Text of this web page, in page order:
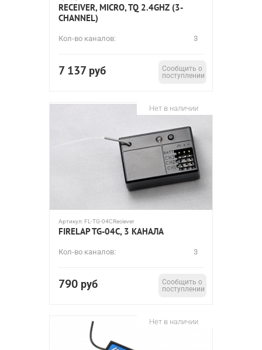
RECEIVER, MICRO, TQ 2.4GHZ (3-
CHANNEL)
Кол-во каналов: 3
7 137 руб
Сообщить о
поступлении
Нет в наличии
Артикул: FL-TG-04CReciever
FIRELAP TG-04C, 3 КАНАЛА
Кол-во каналов: 3
790 руб
Сообщить о
поступлении
Нет в наличии